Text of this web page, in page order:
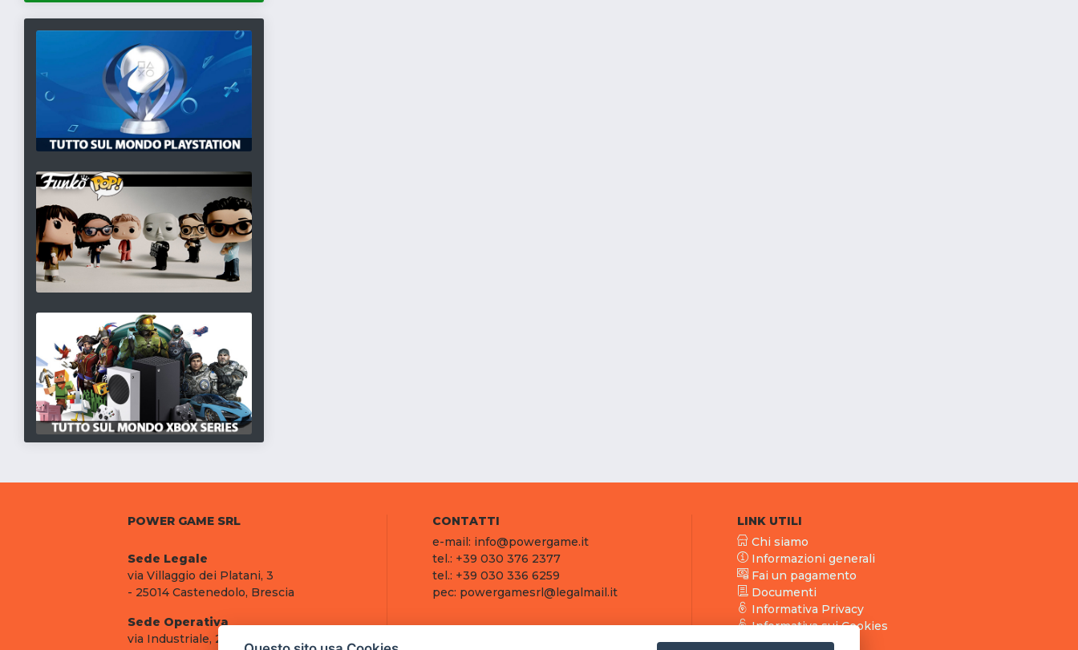
POWER GAME SRL
Sede Legale
via Villaggio dei Platani, 3
- 25014 Castenedolo, Brescia
Sede Operativa
via Industriale, 2 - 25082 Botticino, BS
CONTATTI
e-mail: info@powergame.it
tel.: +39 030 376 2377
tel.: +39 030 336 6259
pec: powergamesrl@legalmail.it
LINK UTILI
Chi siamo
Informazioni generali
Fai un pagamento
Documenti
Informativa Privacy
Informativa sui Cookies